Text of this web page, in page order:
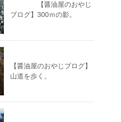
【醤油屋のおやじ
ブログ】300ｍの影。
【醤油屋のおやじブログ】
山道を歩く。